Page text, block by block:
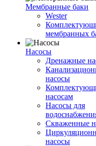
Мембранные баки
Wester
мембранных
Насосы
Дренажные
насосы
насосам
Насосы для
Скваженные
насосы